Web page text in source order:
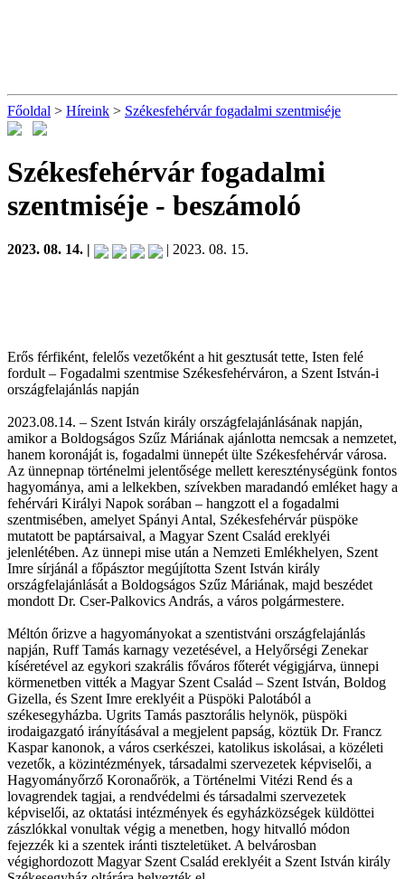
Főoldal > Híreink > Székesfehérvár fogadalmi szentmiséje
Székesfehérvár fogadalmi
szentmiséje - beszámoló
2023. 08. 14. | | 2023. 08. 15.
Erős férfiként, felelős vezetőként a hit gesztusát tette, Isten felé
fordult – Fogadalmi szentmise Székesfehérváron, a Szent István-i
országfelajánlás napján
2023.08.14. – Szent István király országfelajánlásának napján,
amikor a Boldogságos Szűz Máriának ajánlotta nemcsak a nemzetet,
hanem koronáját is, fogadalmi ünnepét ülte Székesfehérvár városa.
Az ünnepnap történelmi jelentősége mellett kereszténységünk fontos
hagyománya, ami a lelkekben, szívekben maradandó emléket hagy a
fehérvári Királyi Napok sorában – hangzott el a fogadalmi
szentmisében, amelyet Spányi Antal, Székesfehérvár püspöke
mutatott be paptársaival, a Magyar Szent Család ereklyéi
jelenlétében. Az ünnepi mise után a Nemzeti Emlékhelyen, Szent
Imre sírjánál a főpásztor megújította Szent István király
országfelajánlását a Boldogságos Szűz Máriának, majd beszédet
mondott Dr. Cser-Palkovics András, a város polgármestere.
Méltón őrizve a hagyományokat a szentistváni országfelajánlás
napján, Ruff Tamás karnagy vezetésével, a Helyőrségi Zenekar
kíséretével az egykori szakrális főváros főterét végigjárva, ünnepi
körmenetben vitték a Magyar Szent Család – Szent István, Boldog
Gizella, és Szent Imre ereklyéit a Püspöki Palotából a
székesegyházba. Ugrits Tamás pasztorális helynök, püspöki
irodaigazgató irányításával a megjelent papság, köztük Dr. Francz
Kaspar kanonok, a város cserkészei, katolikus iskolásai, a közéleti
vezetők, a közintézmények, társadalmi szervezetek képviselői, a
Hagyományőrző Koronaőrök, a Történelmi Vitézi Rend és a
lovagrendek tagjai, a rendvédelmi és társadalmi szervezetek
képviselői, az oktatási intézmények és egyházközségek küldöttei
zászlókkal vonultak végig a menetben, hogy hitvalló módon
fejezzék ki a szentek iránti tiszteletüket. A belvárosban
végighordozott Magyar Szent Család ereklyéit a Szent István király